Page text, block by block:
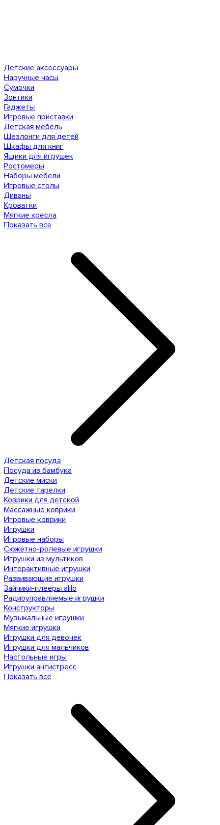
Детские аксессуары
Наручные часы
Сумочки
Зонтики
Гаджеты
Игровые приставки
Детская мебель
Шезлонги для детей
Шкафы для книг
Ящики для игрушек
Ростомеры
Наборы мебели
Игровые столы
Диваны
Кроватки
Мягкие кресла
Показать все
Детская посуда
Посуда из бамбука
Детские миски
Детские тарелки
Коврики для детской
Массажные коврики
Игровые коврики
Игрушки
Игровые наборы
Сюжетно-ролевые игрушки
Игрушки из мультиков
Интерактивные игрушки
Развивающие игрушки
Зайчики-плееры alilo
Радиоуправляемые игрушки
Конструкторы
Музыкальные игрушки
Мягкие игрушки
Игрушки для девочек
Игрушки для мальчиков
Настольные игры
Игрушки антистресс
Показать все